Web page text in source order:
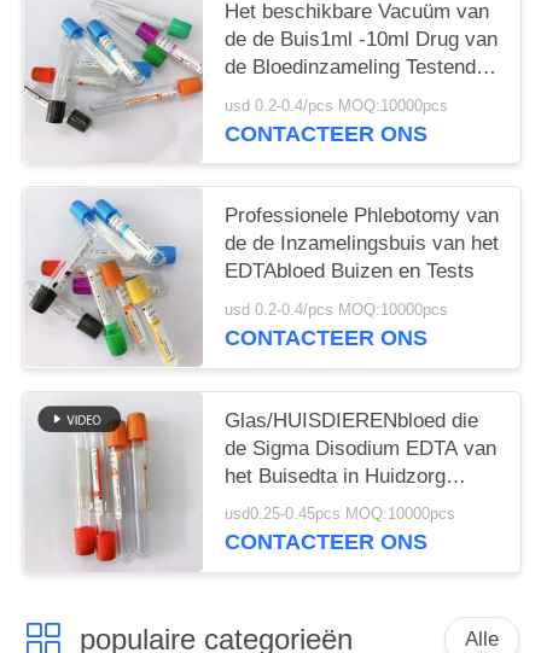
Het beschikbare Vacuüm van
de de Buis1ml -10ml Drug van
de Bloedinzameling Testende
Gebruik
usd 0.2-0.4/pcs MOQ:10000pcs
CONTACTEER ONS
Professionele Phlebotomy van
de de Inzamelingsbuis van het
EDTAbloed Buizen en Tests
usd 0.2-0.4/pcs MOQ:10000pcs
CONTACTEER ONS
Glas/HUISDIERENbloed die
de Sigma Disodium EDTA van
het Buisedta in Huidzorg
verzamelen
usd0.25-0.45pcs MOQ:10000pcs
CONTACTEER ONS
populaire categorieën Alle